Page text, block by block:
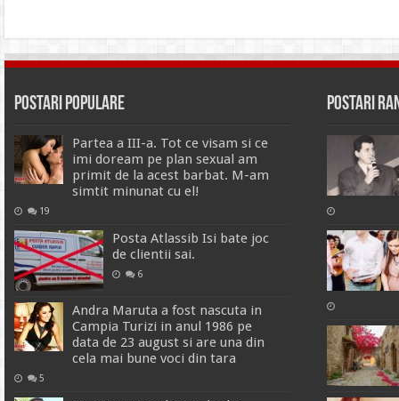
Postari Populare
Partea a III-a. Tot ce visam si ce
imi doream pe plan sexual am
primit de la acest barbat. M-am
simtit minunat cu el!
19
Posta Atlassib Isi bate joc
de clientii sai.
6
Andra Maruta a fost nascuta in
Campia Turizi in anul 1986 pe
data de 23 august si are una din
cela mai bune voci din tara
5
Postari